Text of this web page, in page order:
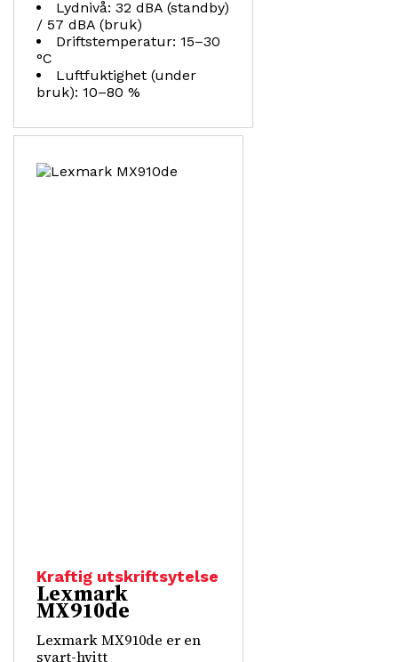
Lydnivå: 32 dBA (standby)
/ 57 dBA (bruk)
Driftstemperatur: 15–30
°C
Luftfuktighet (under
bruk): 10–80 %
Kraftig utskriftsytelse
Lexmark
MX910de
Lexmark MX910de er en
svart-hvitt